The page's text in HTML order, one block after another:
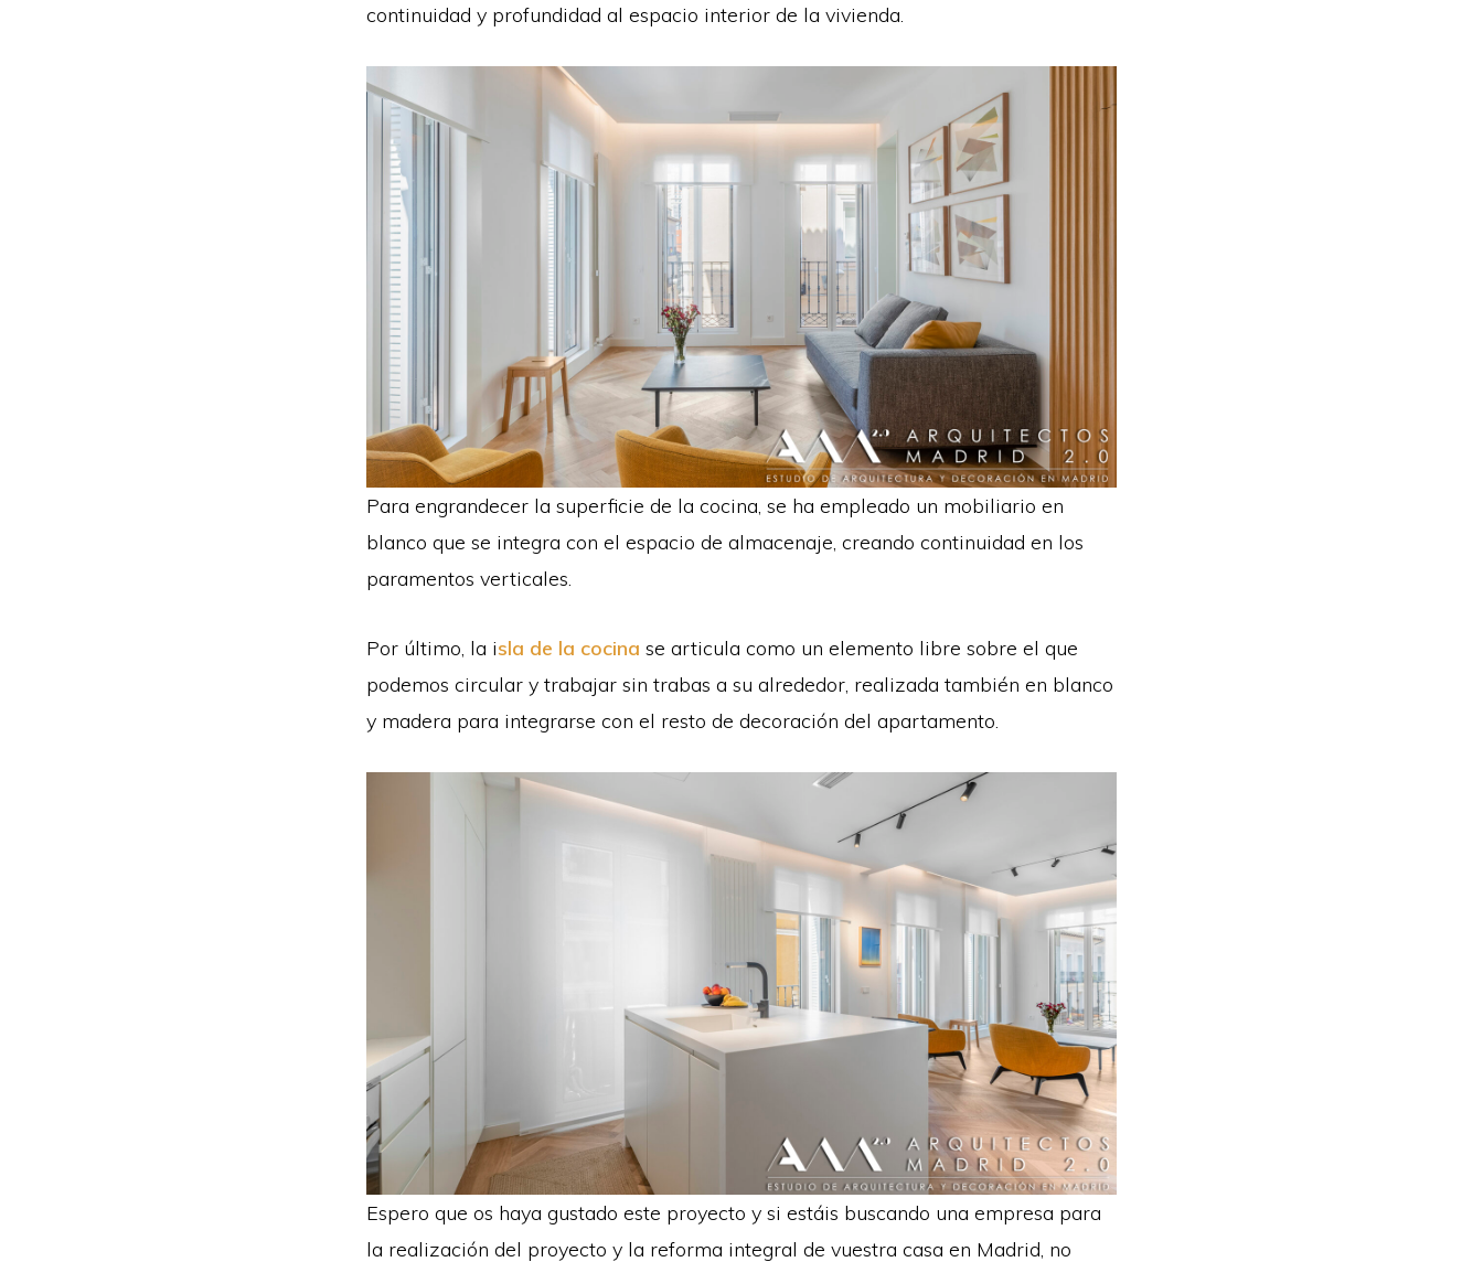
continuidad y profundidad al espacio interior de la vivienda.
Para engrandecer la superficie de la cocina, se ha empleado un mobiliario en
blanco que se integra con el espacio de almacenaje, creando continuidad en los
paramentos verticales.
Por último, la isla de la cocina se articula como un elemento libre sobre el que
podemos circular y trabajar sin trabas a su alrededor, realizada también en blanco
y madera para integrarse con el resto de decoración del apartamento.
Espero que os haya gustado este proyecto y si estáis buscando una empresa para
la realización del proyecto y la reforma integral de vuestra casa en Madrid, no